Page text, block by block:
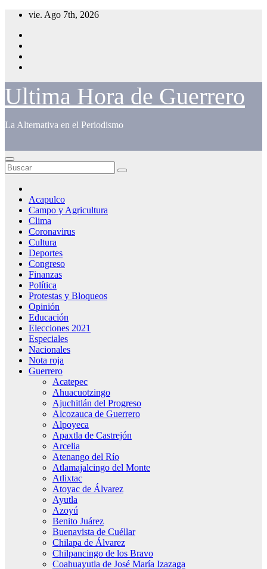
Saltar
contenido
vie. Ago 7th, 2026
Ultima Hora de Guerrero
La Alternativa en el Periodismo
Acapulco
Campo y Agricultura
Clima
Coronavirus
Cultura
Deportes
Congreso
Finanzas
Política
Protestas y Bloqueos
Opinión
Educación
Elecciones 2021
Especiales
Nacionales
Nota roja
Guerrero
Acatepec
Ahuacuotzingo
Ajuchitlán del Progreso
Alcozauca de Guerrero
Alpoyeca
Apaxtla de Castrejón
Arcelia
Atenango del Río
Atlamajalcingo del Monte
Atlixtac
Atoyac de Álvarez
Ayutla
Azoyú
Benito Juárez
Buenavista de Cuéllar
Chilapa de Álvarez
Chilpancingo de los Bravo
Coahuayutla de José María Izazaga